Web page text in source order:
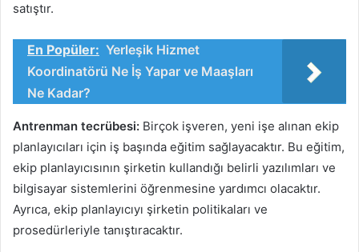
satıştır.
En Popüler: Yerleşik Hizmet
Koordinatörü Ne İş Yapar ve Maaşları
Ne Kadar?
Antrenman tecrübesi: Birçok işveren, yeni işe alınan ekip
planlayıcıları için iş başında eğitim sağlayacaktır. Bu eğitim,
ekip planlayıcısının şirketin kullandığı belirli yazılımları ve
bilgisayar sistemlerini öğrenmesine yardımcı olacaktır.
Ayrıca, ekip planlayıcıyı şirketin politikaları ve
prosedürleriyle tanıştıracaktır.